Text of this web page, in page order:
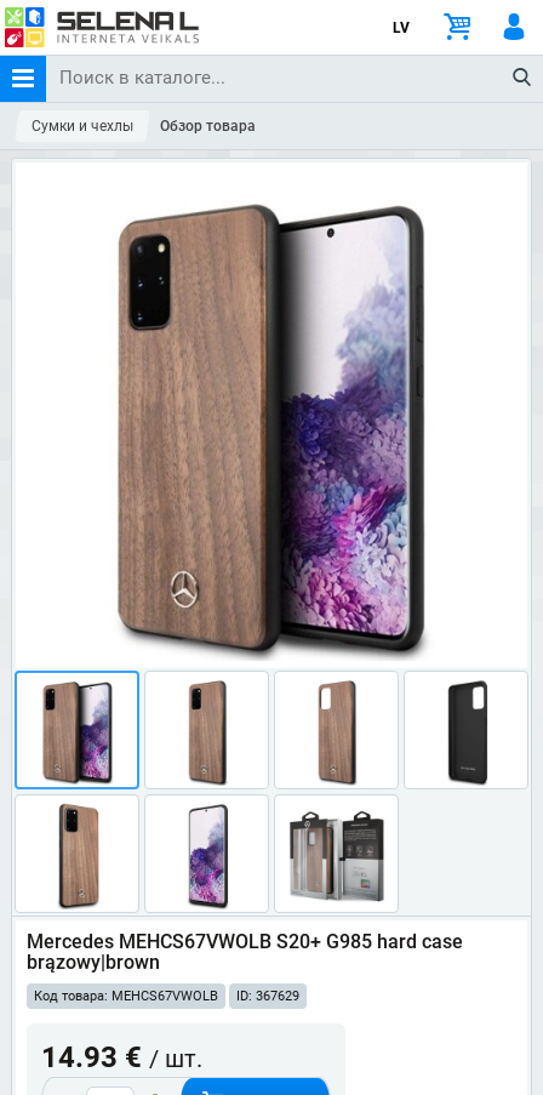
LV
Сумки и чехлы Обзор товара
Mercedes MEHCS67VWOLB S20+ G985 hard case
brązowy|brown
Код товара: MEHCS67VWOLB ID: 367629
14.93 € / шт.